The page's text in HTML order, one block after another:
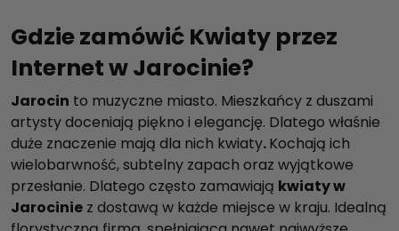
Gdzie zamówić Kwiaty przez
Internet w Jarocinie?
Jarocin to muzyczne miasto. Mieszkańcy z duszami
artysty doceniają piękno i elegancję. Dlatego właśnie
duże znaczenie mają dla nich kwiaty.Kochają ich
wielobarwność, subtelny zapach oraz wyjątkowe
przesłanie. Dlatego często zamawiają kwiaty w
Jarocinie z dostawą w każde miejsce w kraju. Idealną